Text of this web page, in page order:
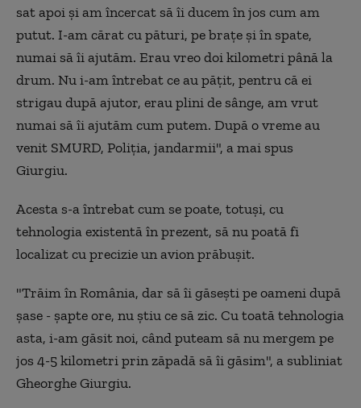
sat apoi şi am încercat să îi ducem în jos cum am
putut. I-am cărat cu pături, pe braţe şi în spate,
numai să îi ajutăm. Erau vreo doi kilometri până la
drum. Nu i-am întrebat ce au păţit, pentru că ei
strigau după ajutor, erau plini de sânge, am vrut
numai să îi ajutăm cum putem. După o vreme au
venit SMURD, Poliţia, jandarmii", a mai spus
Giurgiu.
Acesta s-a întrebat cum se poate, totuşi, cu
tehnologia existentă în prezent, să nu poată fi
localizat cu precizie un avion prăbuşit.
"Trăim în România, dar să îi găseşti pe oameni după
şase - şapte ore, nu ştiu ce să zic. Cu toată tehnologia
asta, i-am găsit noi, când puteam să nu mergem pe
jos 4-5 kilometri prin zăpadă să îi găsim", a subliniat
Gheorghe Giurgiu.